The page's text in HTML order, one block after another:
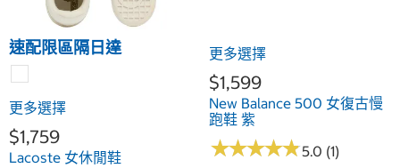
速配限區隔日達
更多選擇
$1,759
Lacoste 女休閒鞋
更多選擇
$1,599
New Balance 500 女復古慢
跑鞋 紫
★★★★★
★★★★★5.0 (1)